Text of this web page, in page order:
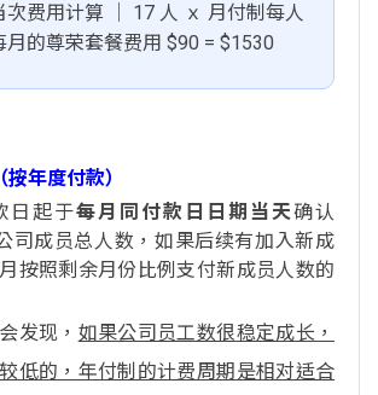
次费用计算 │ 17 人 ｘ 月付制每人
月的尊荣套餐费用 $90 = $1530
年度付款）
日起于每月同付款日日期当天确认
司成员总人数，如果后续有加入新成
按照剩余月份比例支付新成员人数的
发现， 如果公司员工数很稳定成长，
低的，年付制的计费周期是相对适合